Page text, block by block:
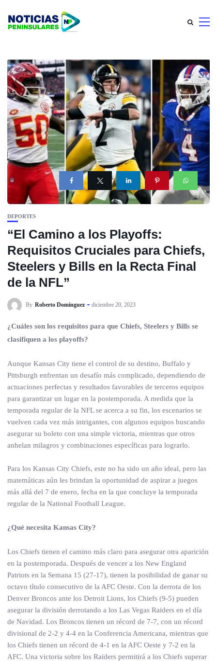
DEPORTES
“El Camino a los Playoffs:
Requisitos Cruciales para Chiefs,
Steelers y Bills en la Recta Final
de la NFL”
By Roberto Dominguez diciembre 20, 2023
¿Cuáles son los requisitos para que Chiefs, Steelers y Bills se
clasifiquen a los playoffs?
Aunque Kansas City tiene el control de su destino, Buffalo y
Pittsburgh enfrentan un desafío más complicado, dependiendo de
actuaciones perfectas y resultados favorables de terceros equipos
para garantizar un lugar en la postemporada. A medida que la
temporada regular de la NFL se acerca a su fin, los escenarios se
vuelven cada vez más intrigantes, con algunos equipos buscando
asegurar su boleto con una simple victoria, mientras que otros
anhelan milagros y combinaciones específicas para lograrlo.
Para los Kansas City Chiefs, este no ha sido un año ideal, pero las
matemáticas aún les brindan la oportunidad de aspirar a juegos
más allá del 7 de enero, fecha en la que concluye la temporada
regular de la National Football League.
¿Qué necesita Kansas City?
Los Chiefs tienen el camino más claro para asegurar otra aparición
en la postemporada. Después de vencer a los New England
Patriots en la Semana 15 (27-17), tienen la posibilidad de ganar su
octavo título consecutivo de la AFC Oeste. Con la derrota de los
Denver Broncos ante los Detroit Lions, los Chiefs (9-5) pueden
asegurar la división derrotando a los Las Vegas Raiders en el día
de Navidad. Los Broncos tienen un récord de 7-7, con un récord
divisional de 2-2 y 4-4 en la Conferencia Americana, mientras que
los Chiefs tienen un récord de 4-1 en la AFC Oeste y 7-2 en la
AFC. Una victoria sobre los Raiders permitirá a los Chiefs superar